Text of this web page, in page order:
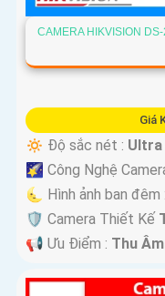
CAMERA HIKVISION
Giá
🔅 Độ sắc nét : Ultra
🌠 Công Nghệ
🌜 Hình ảnh ban đêm :
🛡 Camera Thiết Kế
️📢 Ưu Điểm : Thu